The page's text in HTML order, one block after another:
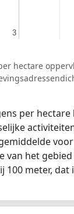
3
3
hectare
per hectare
voor
van het gebied
100 meter, dat